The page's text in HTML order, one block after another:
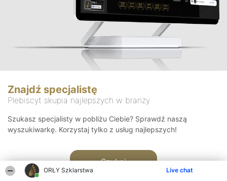
ORŁY Szklarstwa Live chat
Znajdź specjalistę
Plebiscyt skupia najlepszych w branży
Szukasz specjalisty w pobliżu Ciebie? Sprawdź naszą
wyszukiwarkę. Korzystaj tylko z usług najlepszych!
Szukaj